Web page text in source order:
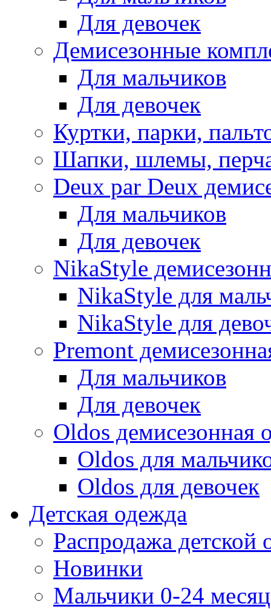
Для девочек
Демисезонные
Для мальчиков
Для девочек
Куртки, парки,
Шапки, шлемы,
Deux par Deux
Для мальчиков
Для девочек
NikaStyle
NikaStyle для
NikaStyle для
Premont
Для мальчиков
Для девочек
Oldos демисезонная
Oldos для
Oldos для девочек
Детская одежда
Распродажа детской
Новинки
Мальчики 0-24